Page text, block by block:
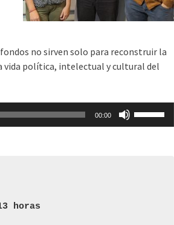
no sirven solo para reconstruir la
vida política, intelectual y cultural del
00:00
horas